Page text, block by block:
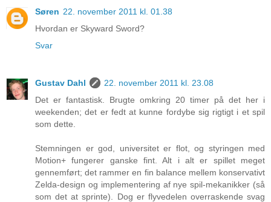
Søren 22. november 2011 kl. 01.38
Hvordan er Skyward Sword?
Svar
Gustav Dahl
22. november 2011 kl. 23.08
Det er fantastisk. Brugte omkring 20 timer på det her i
weekenden; det er fedt at kunne fordybe sig rigtigt i et spil
som dette.
Stemningen er god, universitet er flot, og styringen med
Motion+ fungerer ganske fint. Alt i alt er spillet meget
gennemført; det rammer en fin balance mellem konservativt
Zelda-design og implementering af nye spil-mekanikker (så
som det at sprinte). Dog er flyvedelen overraskende svag